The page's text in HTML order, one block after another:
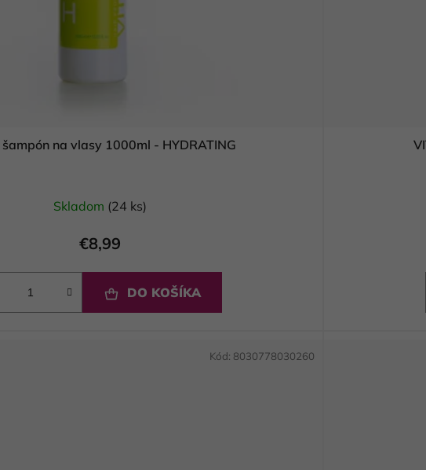
na vlasy 1000ml - HYDRATING
Skladom (24 ks)
€8,99
DO KOŠÍKA
Kód: 8030778030260